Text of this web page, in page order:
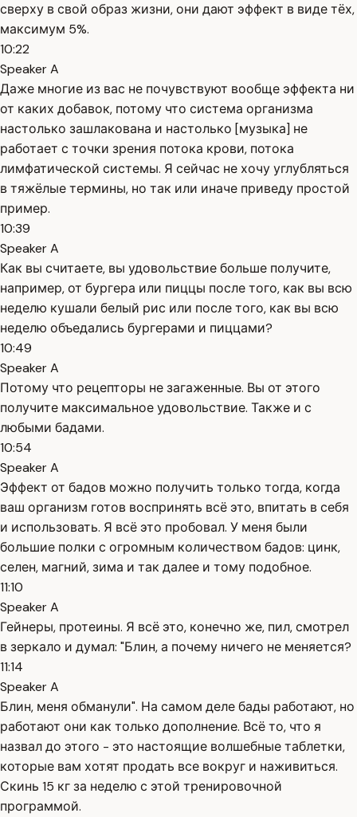
сверху в свой образ жизни, они дают эффект в виде тёх,
максимум 5%.
10:22
Speaker A
Даже многие из вас не почувствуют вообще эффекта ни
от каких добавок, потому что система организма
настолько зашлакована и настолько [музыка] не
работает с точки зрения потока крови, потока
лимфатической системы. Я сейчас не хочу углубляться
в тяжёлые термины, но так или иначе приведу простой
пример.
10:39
Speaker A
Как вы считаете, вы удовольствие больше получите,
например, от бургера или пиццы после того, как вы всю
неделю кушали белый рис или после того, как вы всю
неделю объедались бургерами и пиццами?
10:49
Speaker A
Потому что рецепторы не загаженные. Вы от этого
получите максимальное удовольствие. Также и с
любыми бадами.
10:54
Speaker A
Эффект от бадов можно получить только тогда, когда
ваш организм готов воспринять всё это, впитать в себя
и использовать. Я всё это пробовал. У меня были
большие полки с огромным количеством бадов: цинк,
селен, магний, зима и так далее и тому подобное.
11:10
Speaker A
Гейнеры, протеины. Я всё это, конечно же, пил, смотрел
в зеркало и думал: "Блин, а почему ничего не меняется?
11:14
Speaker A
Блин, меня обманули". На самом деле бады работают, но
работают они как только дополнение. Всё то, что я
назвал до этого - это настоящие волшебные таблетки,
которые вам хотят продать все вокруг и наживиться.
Скинь 15 кг за неделю с этой тренировочной
программой.